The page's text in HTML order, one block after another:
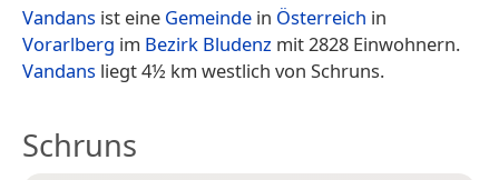
Vandans ist eine Gemeinde in Österreich in
Vorarlberg im Bezirk Bludenz mit 2828 Einwohnern.
Vandans liegt 4½ km westlich von Schruns.
Schruns